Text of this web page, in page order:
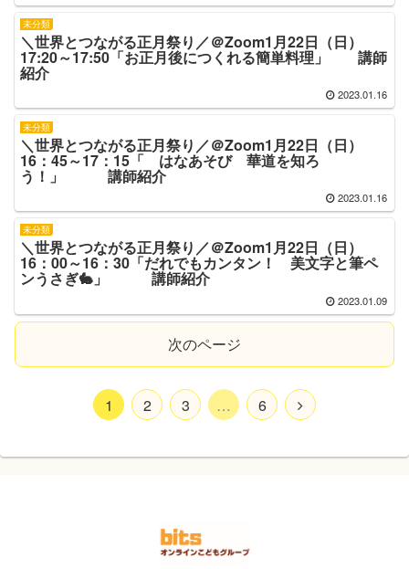
未分類
＼世界とつながる正月祭り／＠Zoom1月22日（日）
17:20～17:50「お正月後につくれる簡単料理」 講師
紹介
2023.01.16
未分類
＼世界とつながる正月祭り／＠Zoom1月22日（日）
16：45～17：15「 はなあそび 華道を知ろ
う！」 講師紹介
2023.01.16
未分類
＼世界とつながる正月祭り／＠Zoom1月22日（日）
16：00～16：30「だれでもカンタン！ 美文字と筆ペ
ンうさぎ🐇」 講師紹介
2023.01.09
次のページ
1 2 3 … 6